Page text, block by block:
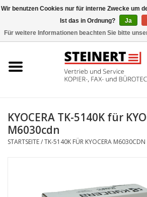
Büromaschinen- Service
Toner
KYOCERA TK-5140K für
M6030cdn
STARTSEITE/TK-5140K FÜR KYOCERA M6030CDN
Wir benutzen Cookies nur für interne Zwecke um
Ist das in Ordnung?
Ja
Für weitere Informationen beachten Sie bitte